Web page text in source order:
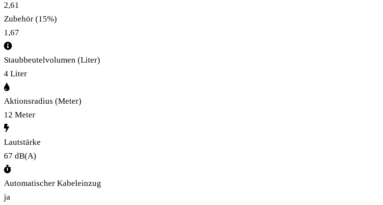
2,61
Zubehör (15%)
1,67
Staubbeutelvolumen (Liter)
4 Liter
Aktionsradius (Meter)
12 Meter
Lautstärke
67 dB(A)
Automatischer Kabeleinzug
ja